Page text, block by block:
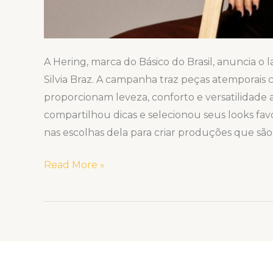
A Hering, marca do Básico do Brasil, anuncia
Silvia Braz. A campanha traz peças
proporcionam leveza, conforto e versatilidade
compartilhou dicas e selecionou seus looks
nas escolhas dela para criar produções que
Read More »